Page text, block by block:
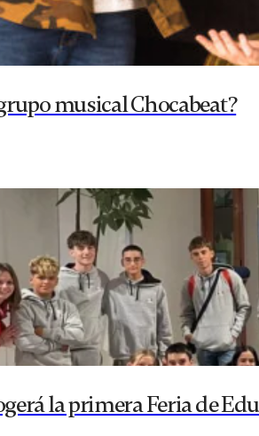
musical Chocabeat?
la primera Feria de